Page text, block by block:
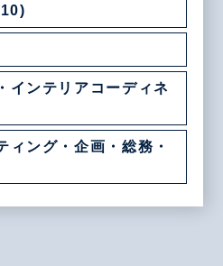
インテリアコーディネ
ィング・企画・総務・